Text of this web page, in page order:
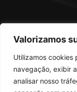
Valorizamos
Utilizamos cookies
navegação, exibir
analisar nosso